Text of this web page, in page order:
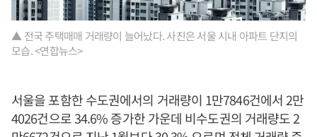
▲ 전국 주택매매 거래량이 늘어났다. 사진은 서울 시내 아파트 단지의
모습. <연합뉴스>
서울을 포함한 수도권에서의 거래량이 1만7846건에서 2만
4026건으로 34.6% 증가한 가운데 비수도권의 거래량도 2